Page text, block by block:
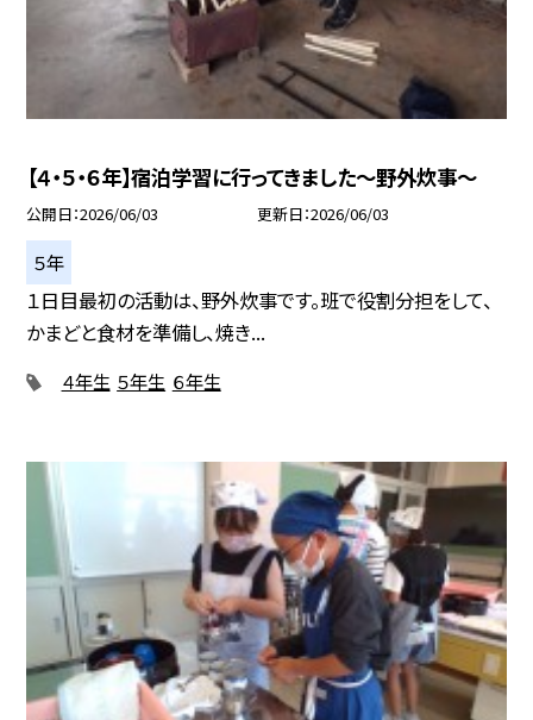
【４・５・６年】宿泊学習に行ってきました～野外炊事～
公開日 2026/06/03 更新日 2026/06/03
５年
１日目最初の活動は、野外炊事です。班で役割分担をして、
かまどと食材を準備し、焼き...
４年生 ５年生 ６年生